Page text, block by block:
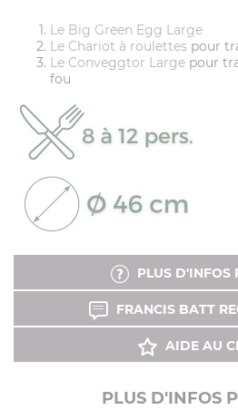
Le Big Green Egg Large
Le Chariot à roulettes pour
Le Conveggtor Large pour
fou
PLUS D'INFOS
FRANCIS BATT
AIDE AU
PLUS D'INFOS